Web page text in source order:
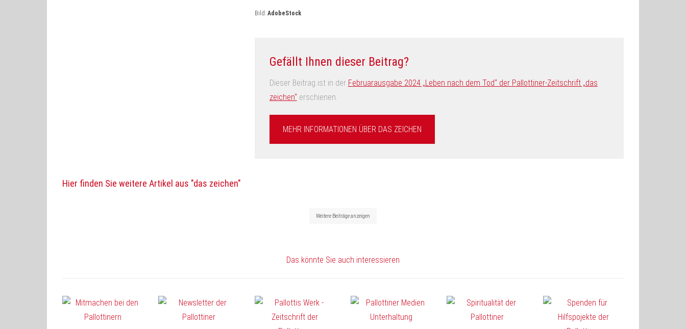
Bild: AdobeStock
Gefällt Ihnen dieser Beitrag?
Dieser Beitrag ist in der Februarausgabe 2024 „Leben nach dem Tod“ der Pallottiner-Zeitschrift „das
zeichen“erschienen.
MEHR INFORMATIONEN ÜBER DAS ZEICHEN
Hier finden Sie weitere Artikel aus "das zeichen"
Weitere Beiträge anzeigen
Das könnte Sie auch interessieren